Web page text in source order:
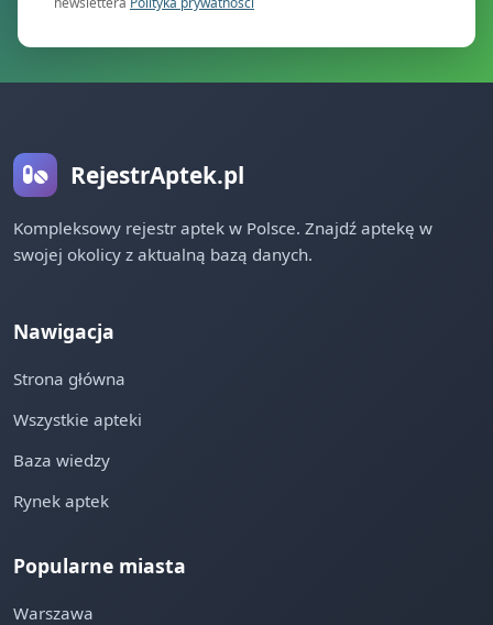
RejestrAptek.pl
Kompleksowy rejestr aptek w Polsce. Znajdź aptekę w
swojej okolicy z aktualną bazą danych.
Nawigacja
Strona główna
Wszystkie apteki
Baza wiedzy
Rynek aptek
Popularne miasta
Warszawa